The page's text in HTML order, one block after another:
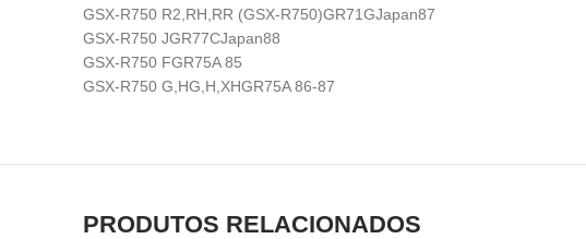
GSX-R750 R2,RH,RR (GSX-R750)GR71GJapan87
GSX-R750 JGR77CJapan88
GSX-R750 FGR75A 85
GSX-R750 G,HG,H,XHGR75A 86-87
PRODUTOS RELACIONADOS